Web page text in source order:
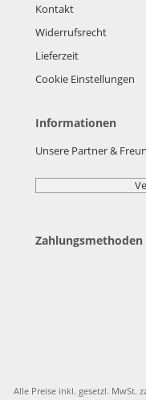
Kontakt
Widerrufsrecht
Lieferzeit
Cookie Einstellungen
Informationen
Unsere Partner &
Zahlungsmethoden
Alle Preise inkl. gesetzl. MwSt.